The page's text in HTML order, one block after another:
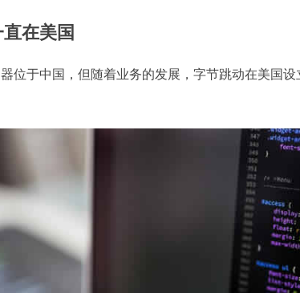
在美国
位于中国，但随着业务的发展，字节跳动在美国